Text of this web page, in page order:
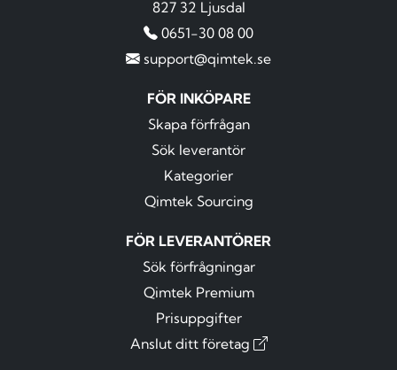
827 32 Ljusdal
0651-30 08 00
support@qimtek.se
FÖR INKÖPARE
Skapa förfrågan
Sök leverantör
Kategorier
Qimtek Sourcing
FÖR LEVERANTÖRER
Sök förfrågningar
Qimtek Premium
Prisuppgifter
Anslut ditt företag